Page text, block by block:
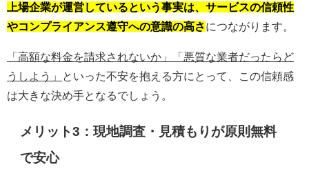
上場企業が運営しているという事実は、サービスの信頼性
やコンプライアンス遵守への意識の高さにつながります。
「高額な料金を請求されないか」「悪質な業者だったらど
うしよう」
といった不安を抱える方にとって、この信頼感
は大きな決め手となるでしょう。
メリット3：現地調査・見積もりが原則無料
で安心